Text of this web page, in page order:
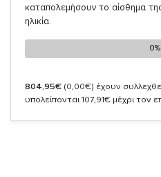
καταπολεμήσουν το αίσθημα
ηλικία.
0%
0%
804,95€ (0,00€) έχουν
υπολείπονται 107,91€ μέχρι τον